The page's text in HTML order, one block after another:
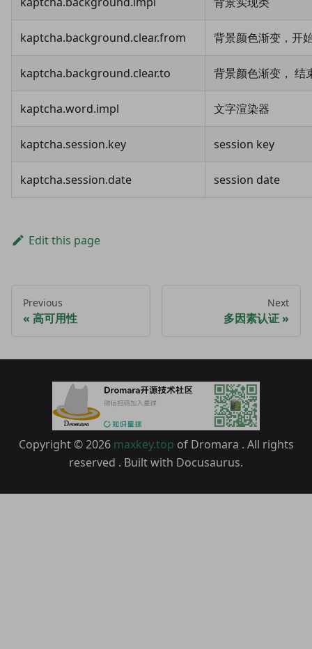
kaptcha.background.clear.from 背景颜色渐变，开
kaptcha.background.clear.to 背景颜色渐变， 结
kaptcha.word.impl 文字渲染器
kaptcha.session.key session key
kaptcha.session.date session date
Edit this page
Previous
高可用性
Next
多因素认证
Copyright © 2026 maxkey.top of Dromara . All rights
reserved . Built with Docusaurus.